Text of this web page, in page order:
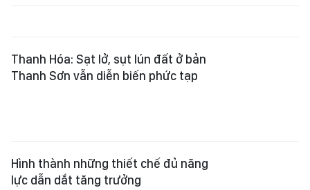
Thanh Hóa: Sạt lở, sụt lún đất ở bản
Thanh Sơn vẫn diễn biến phức tạp
Hình thành những thiết chế đủ năng
lực dẫn dắt tăng trưởng